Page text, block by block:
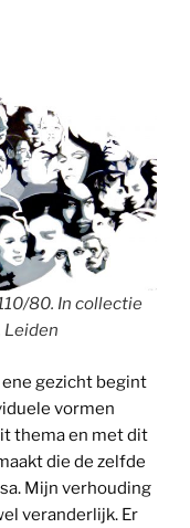
80. In collectie
Leiden
gezicht begint
vormen
thema en met dit
die de zelfde
Mijn verhouding
veranderlijk. Er